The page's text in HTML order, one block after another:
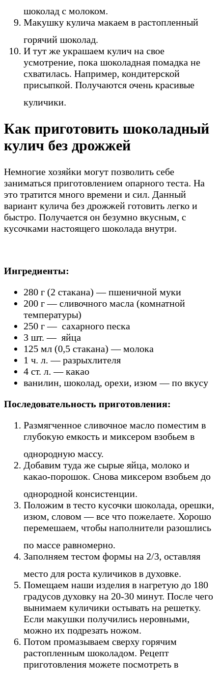
шоколад с молоком.
Макушку кулича макаем в растопленный
горячий шоколад.
И тут же украшаем кулич на свое
усмотрение, пока шоколадная помадка не
схватилась. Например, кондитерской
присыпкой. Получаются очень красивые
куличики.
Как приготовить шоколадный
кулич без дрожжей
Немногие хозяйки могут позволить себе
заниматься приготовлением опарного теста. На
это тратится много времени и сил. Данный
вариант кулича без дрожжей готовить легко и
быстро. Получается он безумно вкусным, с
кусочками настоящего шоколада внутри.
Ингредиенты:
280 г (2 стакана) — пшеничной муки
200 г — сливочного масла (комнатной
температуры)
250 г — сахарного песка
3 шт. — яйца
125 мл (0,5 стакана) — молока
1 ч. л. — разрыхлителя
4 ст. л. — какао
ванилин, шоколад, орехи, изюм — по вкусу
Последовательность приготовления:
Размягченное сливочное масло поместим в
глубокую емкость и миксером взобьем в
однородную массу.
Добавим туда же сырые яйца, молоко и
какао-порошок. Снова миксером взобьем до
однородной консистенции.
Положим в тесто кусочки шоколада, орешки,
изюм, словом — все что пожелаете. Хорошо
перемешаем, чтобы наполнители разошлись
по массе равномерно.
Заполняем тестом формы на 2/3, оставляя
место для роста куличиков в духовке.
Помещаем наши изделия в нагретую до 180
градусов духовку на 20-30 минут. После чего
вынимаем куличики остывать на решетку.
Если макушки получились неровными,
можно их подрезать ножом.
Потом промазываем сверху горячим
растопленным шоколадом. Рецепт
приготовления можете посмотреть в